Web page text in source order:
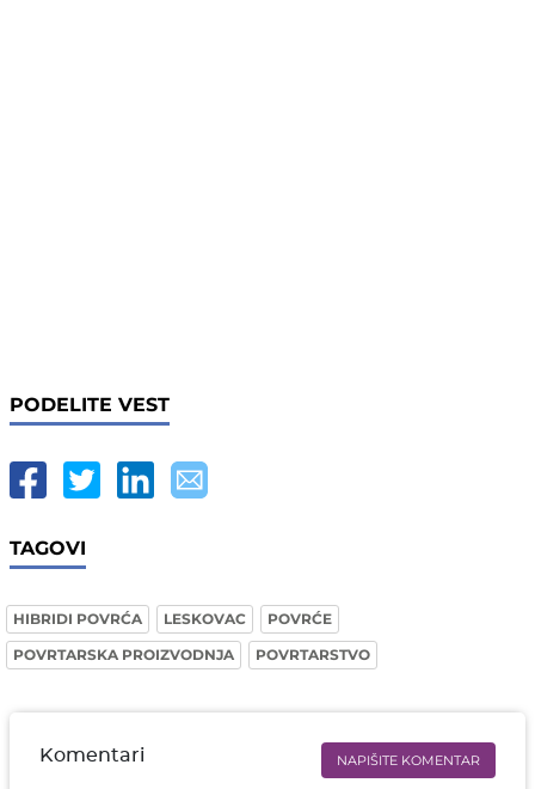
PODELITE VEST
TAGOVI
HIBRIDI POVRĆA LESKOVAC
POVRĆE
POVRTARSKA PROIZVODNJA
POVRTARSTVO
Komentari NAPIŠITE KOMENTAR